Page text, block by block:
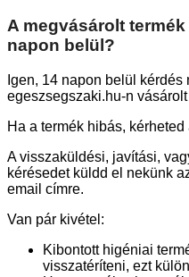
A megvásárolt
napon belül?
Igen, 14 napon belül
egeszsegszaki.hu-n
Ha a termék hibás,
A visszaküldési, javítási,
kérésedet küldd el nekünk
email címre.
Van pár kivétel:
Kibontott higéniai
visszatéríteni, ezt